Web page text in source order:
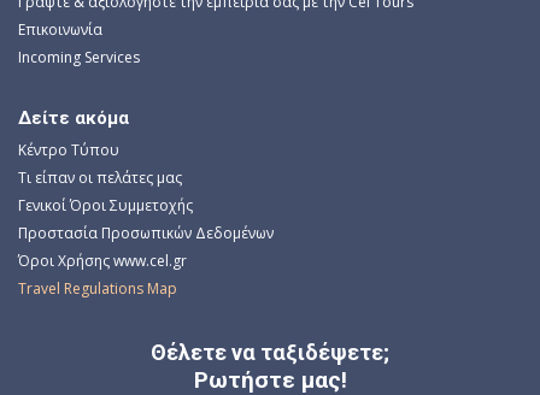
Επικοινωνία
Incoming Services
Δείτε ακόμα
Κέντρο Τύπου
Τι είπαν οι πελάτες μας
Γενικοί Όροι Συμμετοχής
Προστασία Προσωπικών Δεδομένων
Όροι Χρήσης www.cel.gr
Travel Regulations Map
Θέλετε να ταξιδέψετε;
Ρωτήστε μας!